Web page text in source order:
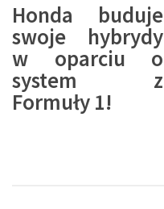
Honda buduje
swoje hybrydy
w oparciu o
system z
Formuły 1!